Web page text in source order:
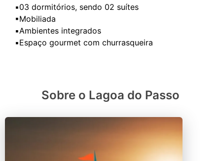
▪️03 dormitórios, sendo 02 suítes
▪Mobiliada
▪️Ambientes integrados
Sobre o Lagoa do Passo